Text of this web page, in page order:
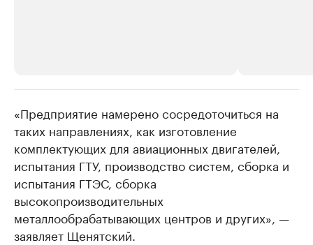
Крупные организации в
нефтегазовой промышленности
Найдите и проверьте данные в каталоге Посмотрите
«Предприятие намерено сосредоточиться на
таких направлениях, как изготовление
комплектующих для авиационных двигателей,
испытания ГТУ, производство систем, сборка и
испытания ГТЭС, сборка
высокопроизводительных
металлообрабатывающих центров и других», —
заявляет Щенятский.